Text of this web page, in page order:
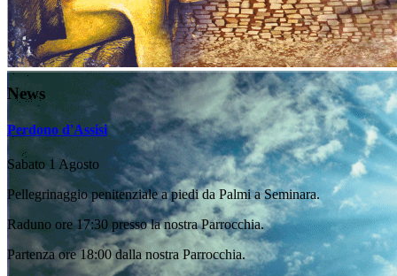
News
Perdono d'Assisi
Sabato 1 Agosto
Pellegrinaggio penitenziale a piedi da Palmi a Seminara.
Raduno ore 17:30 presso la nostra Parrocchia.
Partenza ore 18:00 dalla nostra Parrocchia.